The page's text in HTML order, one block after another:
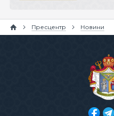
Пресцентр Новини